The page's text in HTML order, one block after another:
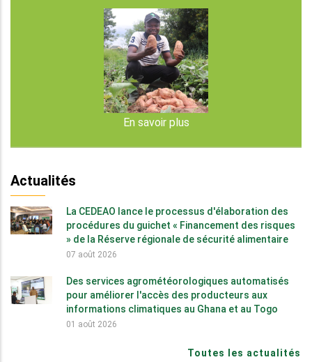
En savoir plus
Actualités
La CEDEAO lance le processus d'élaboration des
procédures du guichet « Financement des risques
» de la Réserve régionale de sécurité alimentaire
07 août 2026
Des services agrométéorologiques automatisés
pour améliorer l'accès des producteurs aux
informations climatiques au Ghana et au Togo
01 août 2026
Toutes les actualités